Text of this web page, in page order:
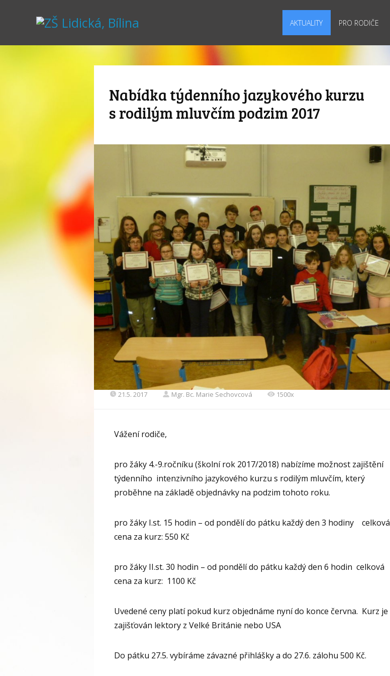
AKTUALITY PRO RODIČE
Nabídka týdenního jazykového kurzu
s rodilým mluvčím podzim 2017
21.5. 2017 Mgr. Bc. Marie Sechovcová 1500x
Vážení rodiče,
pro žáky 4.-9.ročníku (školní rok 2017/2018) nabízíme možnost zajištění
týdenního intenzivního jazykového kurzu s rodilým mluvčím, který
proběhne na základě objednávky na podzim tohoto roku.
pro žáky I.st. 15 hodin – od pondělí do pátku každý den 3 hodiny celková
cena za kurz: 550 Kč
pro žáky II.st. 30 hodin – od pondělí do pátku každý den 6 hodin celková
cena za kurz: 1100 Kč
Uvedené ceny platí pokud kurz objednáme nyní do konce června. Kurz je
zajišťován lektory z Velké Británie nebo USA
Do pátku 27.5. vybíráme závazné přihlášky a do 27.6. zálohu 500 Kč.